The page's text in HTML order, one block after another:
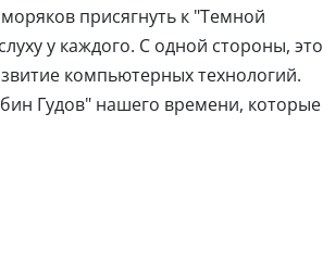
присягнуть к "Темной
у каждого. С одной стороны, это
компьютерных технологий.
Гудов" нашего времени, которые